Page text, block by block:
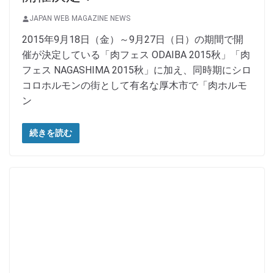
JAPAN WEB MAGAZINE NEWS
2015年9月18日（金）～9月27日（日）の期間で開
催が決定している「肉フェス ODAIBA 2015秋」「肉
フェス NAGASHIMA 2015秋」に加え、同時期にシロ
コロホルモンの街として有名な厚木市で「肉ホルモ
ン
続きを読む